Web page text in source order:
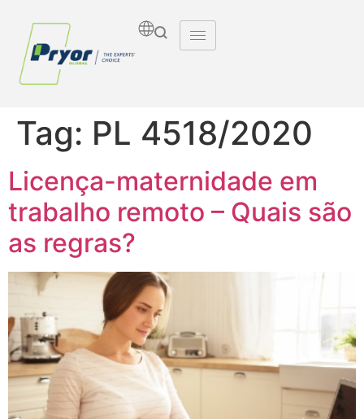
Tag: PL 4518/2020
Licença-maternidade em
trabalho remoto – Quais são
as regras?